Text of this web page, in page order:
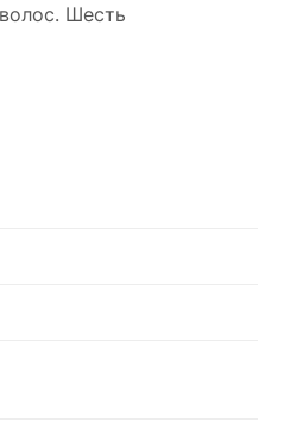
Шесть